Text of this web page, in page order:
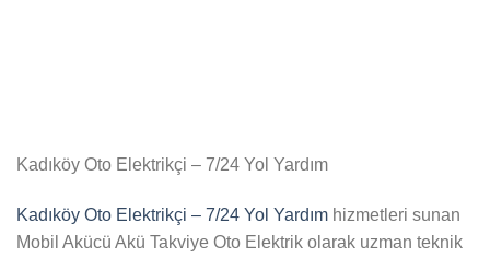
Kadıköy Oto Elektrikçi – 7/24 Yol Yardım
Kadıköy Oto Elektrikçi – 7/24 Yol Yardım hizmetleri sunan
Mobil Akücü Akü Takviye Oto Elektrik olarak uzman teknik